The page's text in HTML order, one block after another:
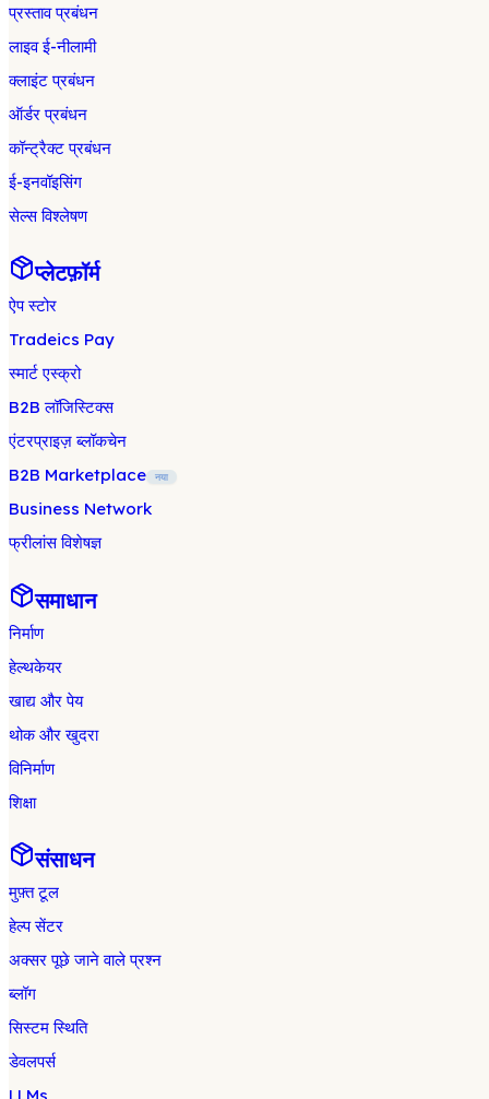
प्रस्ताव प्रबंधन
लाइव ई-नीलामी
क्लाइंट प्रबंधन
ऑर्डर प्रबंधन
कॉन्ट्रैक्ट प्रबंधन
ई-इनवॉइसिंग
सेल्स विश्लेषण
प्लेटफ़ॉर्म
ऐप स्टोर
Tradeics Pay
स्मार्ट एस्क्रो
B2B लॉजिस्टिक्स
एंटरप्राइज़ ब्लॉकचेन
B2B Marketplace
नया
Business Network
फ्रीलांस विशेषज्ञ
समाधान
निर्माण
हेल्थकेयर
खाद्य और पेय
थोक और खुदरा
विनिर्माण
शिक्षा
संसाधन
मुफ़्त टूल
हेल्प सेंटर
अक्सर पूछे जाने वाले प्रश्न
ब्लॉग
सिस्टम स्थिति
डेवलपर्स